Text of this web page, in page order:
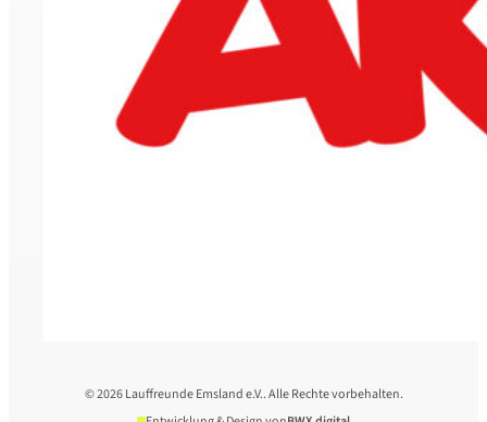
© 2026 Lauffreunde Emsland e.V.. Alle Rechte vorbehalten.